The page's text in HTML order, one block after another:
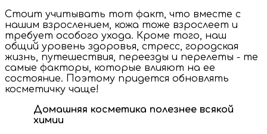
Стоит учитывать тот факт, что вместе с
нашим взрослением, кожа тоже взрослеет и
требует особого ухода. Кроме того, наш
общий уровень здоровья, стресс, городская
жизнь, путешествия, переезды и перелеты - те
самые факторы, которые влияют на ее
состояние. Поэтому придется обновлять
косметичку чаще!
Домашняя косметика полезнее всякой
химии